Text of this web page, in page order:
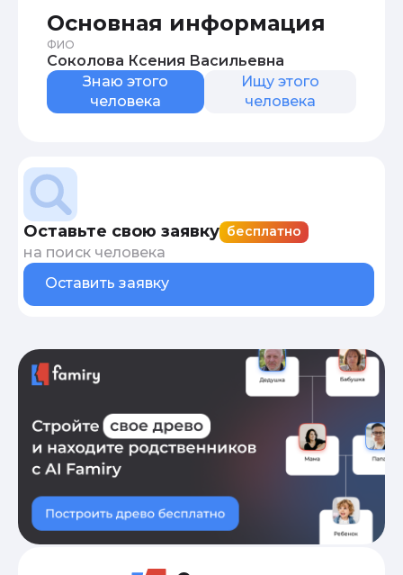
Основная информация
ФИО
Соколова Ксения Васильевна
Знаю этого
человека
Ищу этого
человека
Оставьте свою заявку бесплатно
на поиск человека
Оставить заявку